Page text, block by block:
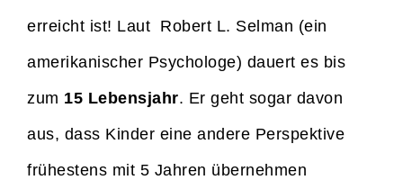
erreicht ist! Laut Robert L. Selman (ein
amerikanischer Psychologe) dauert es bis
zum 15 Lebensjahr. Er geht sogar davon
aus, dass Kinder eine andere Perspektive
frühestens mit 5 Jahren übernehmen